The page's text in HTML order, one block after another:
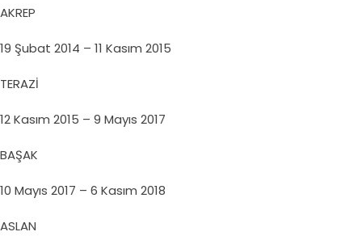
AKREP
19 Şubat 2014 – 11 Kasım 2015
TERAZİ
12 Kasım 2015 – 9 Mayıs 2017
BAŞAK
10 Mayıs 2017 – 6 Kasım 2018
ASLAN